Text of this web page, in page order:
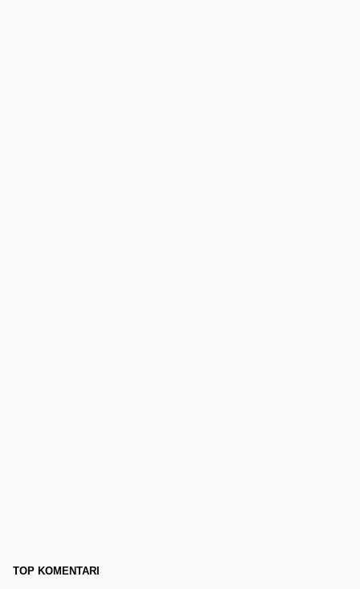
TOP KOMENTARI